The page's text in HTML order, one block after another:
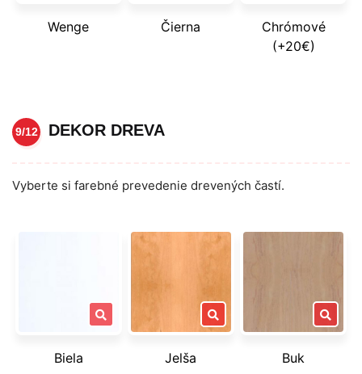
Wenge Čierna
Chrómové
(+20€)
9/12 DEKOR DREVA
Vyberte si farebné prevedenie drevených častí.
Biela Jelša Buk